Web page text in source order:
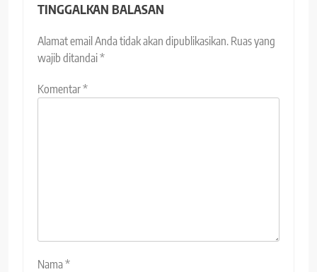
TINGGALKAN BALASAN
Alamat email Anda tidak akan dipublikasikan. Ruas yang
wajib ditandai*
Komentar*
Nama*